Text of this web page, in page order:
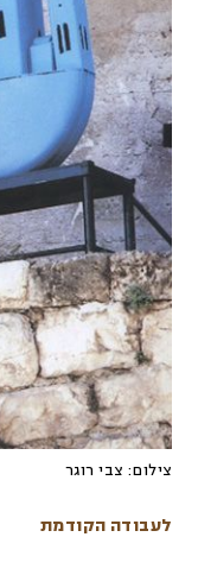
צילום: צבי רוגר
לעבודה הקודמת